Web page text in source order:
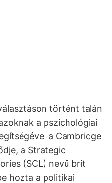
történt talán
a pszichológiai
a Cambridge
a Strategic
(SCL) nevű brit
hozta a politikai